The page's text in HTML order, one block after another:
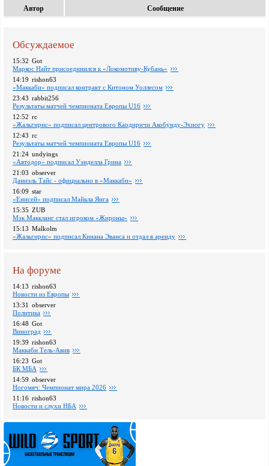
Автор Сообщение
Обсуждаемое
15:32 Got
Маркос Найт присоединился к «Локомотиву-Кубань»
14:19 rishon63
«Маккаби» подписал контракт с Китоном Уоллесом
23:43 rabbit256
Pезультаты матчей чемпионата Европы U16
12:52 rc
«Жальгирис» подписал центрового Каодиричи Акобунду-Эхиогу
12:43 rc
Pезультаты матчей чемпионата Европы U16
21:24 undyings
«Автодор» подписал Уэнделла Грина
21:03 observer
Даниэль Тайс - официально в «Маккаби»
16:09 star
«Енисей» подписал Майкла Янга
15:35 ZUB
Мэк Маккланг стал игроком «Жироны»
15:13 Malkolm
«Жальгирис» подписал Кинана Эванса и отдал в аренду
На форуме
14:13 rishon63
Новости из Европы
13:31 observer
Политика
16:48 Got
Виноград
19:39 rishon63
Маккаби Тель-Авив
16:23 Got
БК МБА
14:59 observer
Ногомяч: Чемпионат мира 2026
11:16 rishon63
Новости и слухи НБА